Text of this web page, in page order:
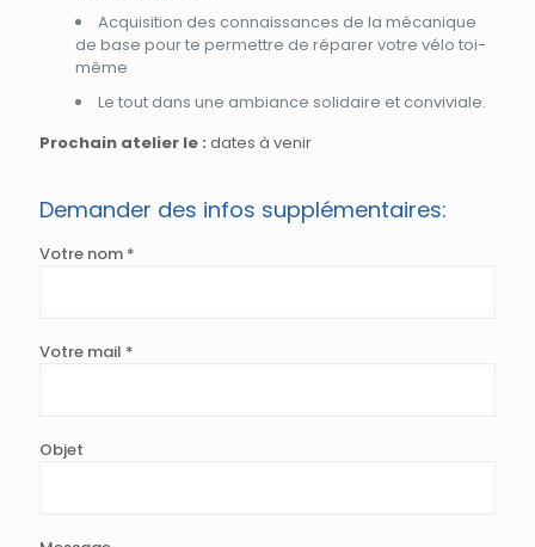
Acquisition des connaissances de la mécanique
de base pour te permettre de réparer votre vélo toi-
même
Le tout dans une ambiance solidaire et conviviale.
Prochain atelier le : dates à venir
Demander des infos supplémentaires:
Votre nom *
Votre mail *
Objet